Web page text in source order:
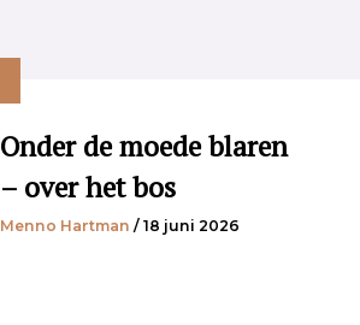
Onder de moede blaren
– over het bos
Menno Hartman / 18 juni 2026